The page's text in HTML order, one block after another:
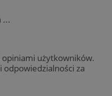
...
użytkowników.
za